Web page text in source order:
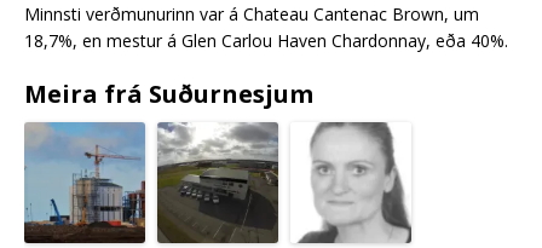
Minnsti verðmun­ur­inn var á Chateau Can­tenac Brown, um
18,7%, en mest­ur á Glen Car­lou Haven Ch­ar­donnay, eða 40%.
Meira frá Suðurnesjum